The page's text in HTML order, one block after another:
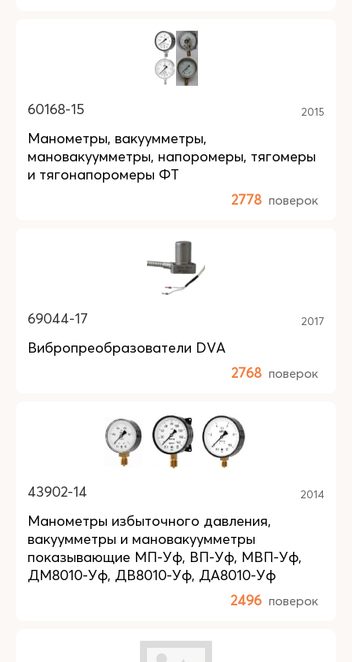
60168-15 2015
Манометры, вакуумметры,
мановакуумметры, напоромеры, тягомеры
и тягонапоромеры ФТ
2778 поверок
69044-17 2017
Вибропреобразователи DVA
2768 поверок
43902-14 2014
Манометры избыточного давления,
вакуумметры и мановакуумметры
показывающие МП-Уф, ВП-Уф, МВП-Уф,
ДМ8010-Уф, ДВ8010-Уф, ДА8010-Уф
2496 поверок